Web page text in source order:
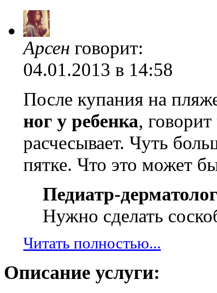
Арсен говорит:
04.01.2013 в 14:58
После купания на
ног у ребенка,
расчесывает. Чуть
пятке. Что это может
Педиатр-
Нужно сделать
Читать полностью...
Описание услуги: